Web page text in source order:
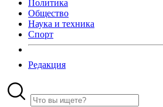
Политика
Общество
Наука и техника
Спорт
Редакция